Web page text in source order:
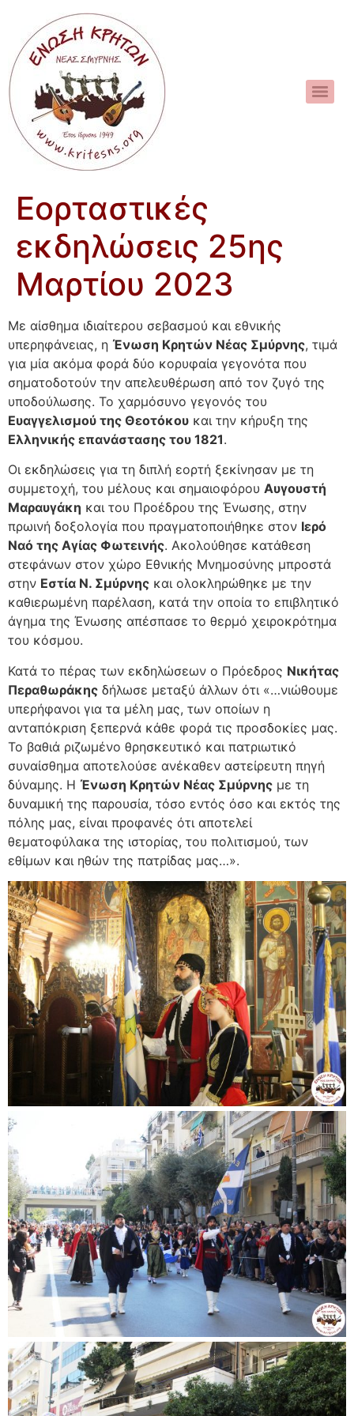
Εορταστικές
εκδηλώσεις 25ης
Μαρτίου 2023
Με αίσθημα ιδιαίτερου σεβασμού και εθνικής
υπερηφάνειας, η Ένωση Κρητών Νέας Σμύρνης, τιμά
για μία ακόμα φορά δύο κορυφαία γεγονότα που
σηματοδοτούν την απελευθέρωση από τον ζυγό της
υποδούλωσης. Το χαρμόσυνο γεγονός του
Ευαγγελισμού της Θεοτόκου και την κήρυξη της
Ελληνικής επανάστασης του 1821.
Οι εκδηλώσεις για τη διπλή εορτή ξεκίνησαν με τη
συμμετοχή, του μέλους και σημαιοφόρου Αυγουστή
Μαραυγάκη και του Προέδρου της Ένωσης, στην
πρωινή δοξολογία που πραγματοποιήθηκε στον Ιερό
Ναό της Αγίας Φωτεινής. Ακολούθησε κατάθεση
στεφάνων στον χώρο Εθνικής Μνημοσύνης μπροστά
στην Εστία Ν. Σμύρνης και ολοκληρώθηκε με την
καθιερωμένη παρέλαση, κατά την οποία το επιβλητικό
άγημα της Ένωσης απέσπασε το θερμό χειροκρότημα
του κόσμου.
Κατά το πέρας των εκδηλώσεων ο Πρόεδρος Νικήτας
Περαθωράκης δήλωσε μεταξύ άλλων ότι «…νιώθουμε
υπερήφανοι για τα μέλη μας, των οποίων η
ανταπόκριση ξεπερνά κάθε φορά τις προσδοκίες μας.
Το βαθιά ριζωμένο θρησκευτικό και πατριωτικό
συναίσθημα αποτελούσε ανέκαθεν αστείρευτη πηγή
δύναμης. Η Ένωση Κρητών Νέας Σμύρνης με τη
δυναμική της παρουσία, τόσο εντός όσο και εκτός της
πόλης μας, είναι προφανές ότι αποτελεί
θεματοφύλακα της ιστορίας, του πολιτισμού, των
εθίμων και ηθών της πατρίδας μας…».